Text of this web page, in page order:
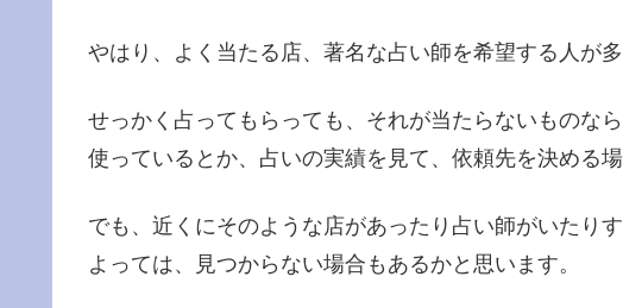
やはり、よく当たる店、著名な占い師を希望する人が多
せっかく占ってもらっても、それが当たらないものな
使っているとか、占いの実績を見て、依頼先を決める
でも、近くにそのような店があったり占い師がいたり
よっては、見つからない場合もあるかと思います。